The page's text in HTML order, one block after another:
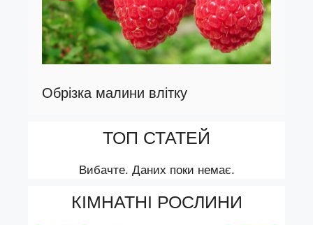
Обрізка малини влітку
ТОП СТАТЕЙ
Вибачте. Даних поки немає.
КІМНАТНІ РОСЛИНИ